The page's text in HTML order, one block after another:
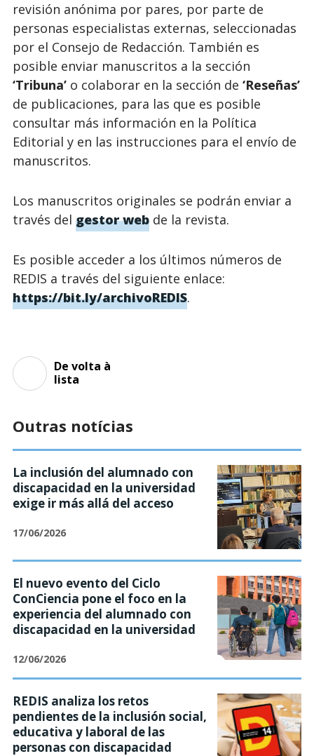
revisión anónima por pares, por parte de
personas especialistas externas, seleccionadas
por el Consejo de Redacción. También es
posible enviar manuscritos a la sección
‘Tribuna’o colaborar en la sección de ‘Reseñas’
de publicaciones, para las que es posible
consultar más información en la Política
Editorial y en las instrucciones para el envío de
manuscritos.
Los manuscritos originales se podrán enviar a
través del gestor webde la revista.
Es posible acceder a los últimos números de
REDIS a través del siguiente enlace:
https://bit.ly/archivoREDIS.
De volta à
lista
Outras notícias
La inclusión del alumnado con
discapacidad en la universidad
exige ir más allá del acceso
17/06/2026
El nuevo evento del Ciclo
ConCiencia pone el foco en la
experiencia del alumnado con
discapacidad en la universidad
12/06/2026
REDIS analiza los retos
pendientes de la inclusión social,
educativa y laboral de las
personas con discapacidad